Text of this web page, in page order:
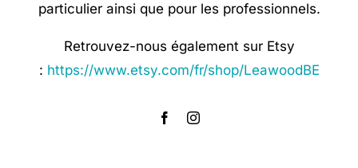
particulier ainsi que pour les professionnels.
Retrouvez-nous également sur Etsy
: https://www.etsy.com/fr/shop/LeawoodBE